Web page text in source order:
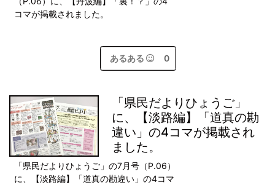
コマが掲載されました。
あるある 0
「県民だよりひょうご」
に、【淡路編】「道真の勘
違い」の4コマが掲載され
ました。
「県民だよりひょうご」の7月号（P.06）
に、【淡路編】「道真の勘違い」の4コマ